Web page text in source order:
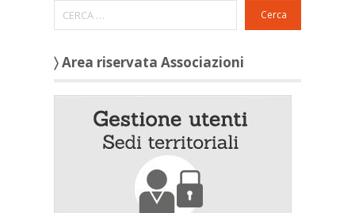
Cerca
〉 Area riservata Associazioni